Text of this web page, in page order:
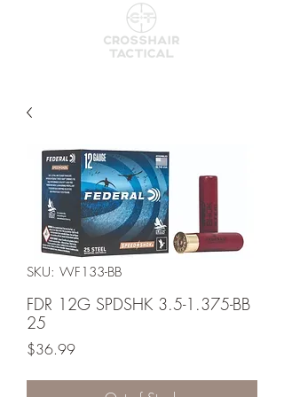
SKU: WF133-BB
FDR 12G SPDSHK 3.5-1.375-BB
25
$36.99Price